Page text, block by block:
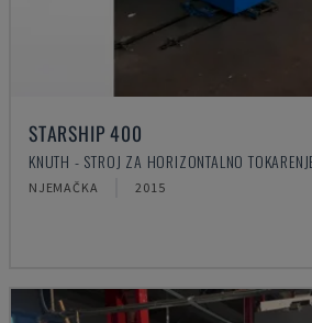
STARSHIP 400
KNUTH - STROJ ZA HORIZONTALNO
NJEMAČKA 2015